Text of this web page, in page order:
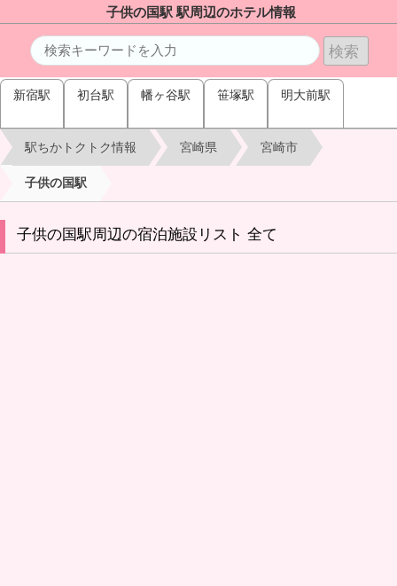
子供の国駅 駅周辺のホテル情報
新宿駅 初台駅 幡ヶ谷駅 笹塚駅 明大前駅
駅ちかトクトク情報 宮崎県 宮崎市
子供の国駅
子供の国駅周辺の宿泊施設リスト 全て